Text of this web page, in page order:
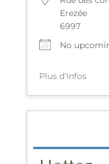
Erezée
6997
No
Plus d’Infos